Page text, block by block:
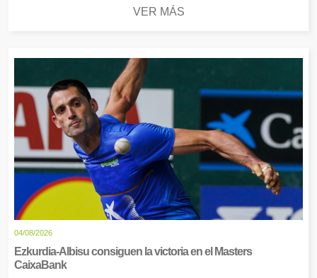
VER MÁS
04/08/2026
Ezkurdia-Albisu consiguen la victoria en el Masters
CaixaBank